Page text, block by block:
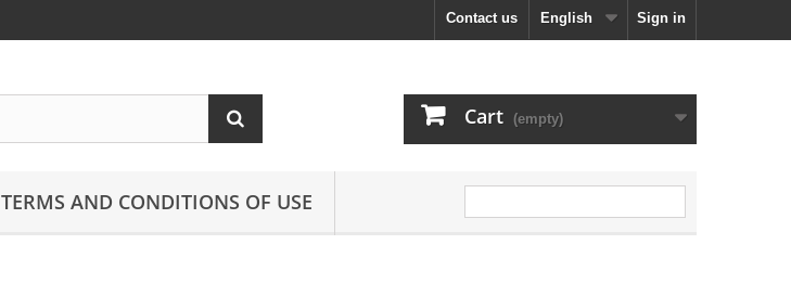
Sign in
English
Contact us
Cart (empty)
TERMS AND CONDITIONS OF USE